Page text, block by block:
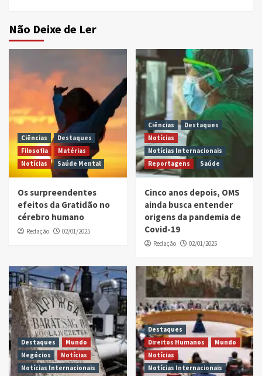
Não Deixe de Ler
Ciências
Destaques
Filosofia
Matérias
Notícias
Saúde Mental
Os surpreendentes
efeitos da Gratidão no
cérebro humano
Redação 02/01/2025
Ciências
Destaques
Notícias
Notícias Internacionais
Reportagens
Saúde
Cinco anos depois, OMS
ainda busca entender
origens da pandemia de
Covid-19
Redação 02/01/2025
Destaques
Mundo
Negócios
Notícias
Notícias Internacionais
Destaques
Direitos Humanos
Mundo
Notícias
Notícias Internacionais